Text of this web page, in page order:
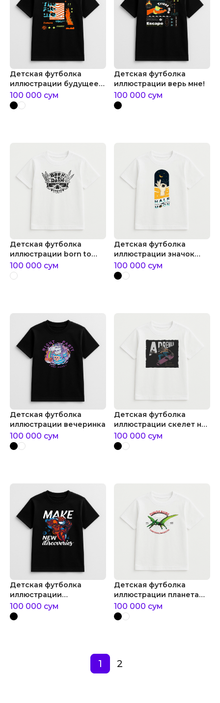
Детская футболка
иллюстрации будущее
арт
100 000 сум
Детская футболка
иллюстрации верь мне!
100 000 сум
Детская футболка
иллюстрации born to
draw
100 000 сум
Детская футболка
иллюстрации значок
кемпера хиппи
100 000 сум
Детская футболка
иллюстрации вечеринка
100 000 сум
Детская футболка
иллюстрации скелет на
скейтборде
100 000 сум
Детская футболка
иллюстрации
иллюстрация скелета
профессора
100 000 сум
Детская футболка
иллюстрации планета
динозавров
100 000 сум
1 2